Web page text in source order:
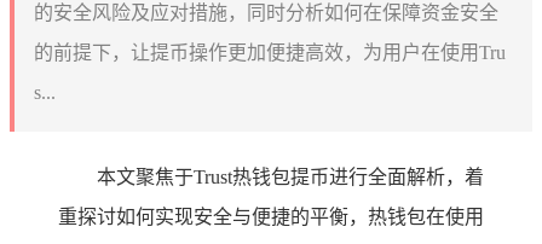
的安全风险及应对措施，同时分析如何在保障资金安全
的前提下，让提币操作更加便捷高效，为用户在使用Tru
s...
本文聚焦于Trust热钱包提币进行全面解析，着
重探讨如何实现安全与便捷的平衡，热钱包在使用